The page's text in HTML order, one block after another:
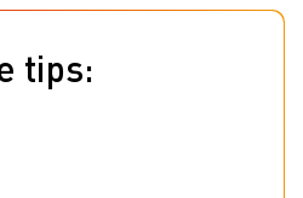
tips: